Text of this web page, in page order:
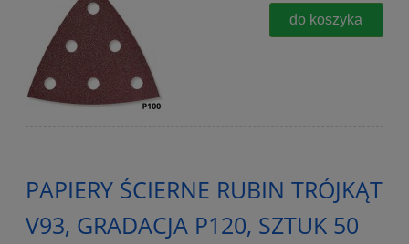
do koszyka
PAPIERY ŚCIERNE RUBIN TRÓJKĄT
V93, GRADACJA P120, SZTUK 50